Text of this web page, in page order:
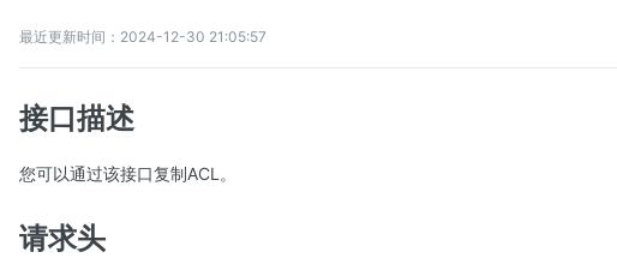
最近更新时间：2024-12-30 21:05:57
接口描述
您可以通过该接口复制ACL。
请求头